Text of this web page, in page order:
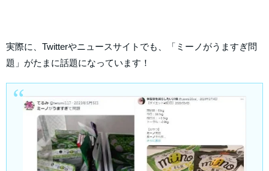
実際に、Twitterやニュースサイトでも、「ミーノがうますぎ問
題」がたまに話題になっています！